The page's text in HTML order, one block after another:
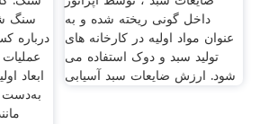
سنگ
درباره
ابعاد
به‌دست
داخل گونی ریخته شده و به
عنوان مواد اولیه در کارخانه های
تولید سبد و دوک استفاده می
شود. ارزش ضایعات سبد آسیابی